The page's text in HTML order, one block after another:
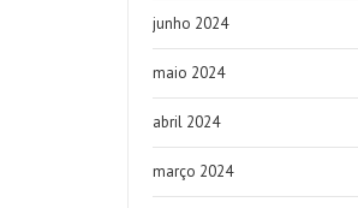
junho 2024
maio 2024
abril 2024
março 2024